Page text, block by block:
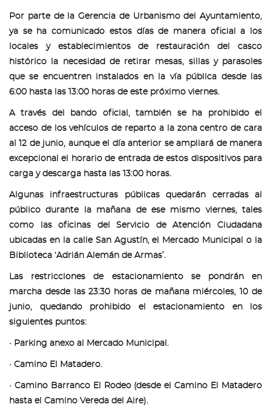
Por parte de la Gerencia de Urbanismo del Ayuntamiento,
ya se ha comunicado estos días de manera oficial a los
locales y establecimientos de restauración del casco
histórico la necesidad de retirar mesas, sillas y parasoles
que se encuentren instalados en la vía pública desde las
6:00 hasta las 13:00 horas de este próximo viernes.
A través del bando oficial, también se ha prohibido el
acceso de los vehículos de reparto a la zona centro de cara
al 12 de junio, aunque el día anterior se ampliará de manera
excepcional el horario de entrada de estos dispositivos para
carga y descarga hasta las 13:00 horas.
Algunas infraestructuras públicas quedarán cerradas al
público durante la mañana de ese mismo viernes, tales
como las oficinas del Servicio de Atención Ciudadana
ubicadas en la calle San Agustín, el Mercado Municipal o la
Biblioteca ‘Adrián Alemán de Armas’.
Las restricciones de estacionamiento se pondrán en
marcha desde las 23:30 horas de mañana miércoles, 10 de
junio, quedando prohibido el estacionamiento en los
siguientes puntos:
• Parking anexo al Mercado Municipal.
• Camino El Matadero.
• Camino Barranco El Rodeo (desde el Camino El Matadero
hasta el Camino Vereda del Aire).